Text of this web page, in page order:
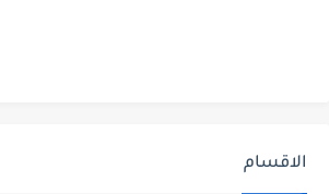
الاقسام